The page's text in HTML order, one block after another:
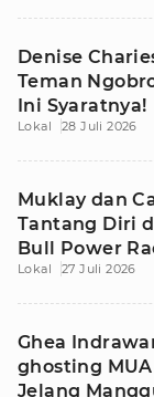
Denise
Teman
Ini Syaratnya!
Lokal 28 Juli 2026
Muklay dan
Tantang Diri
Bull Power
Mereka!
Lokal 27 Juli 2026
Ghea
ghosting
Jelang